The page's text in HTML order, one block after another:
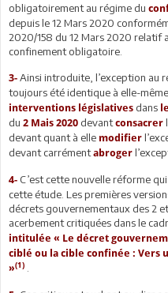
obligatoirement au régime du
depuis le 12 Mars 2020
2020/158 du 12 Mars 2020 relatif
confinement obligatoire.
3- Ainsi introduite, l’exception au
toujours été identique à elle-même.
interventions législatives dans
du 2 Mais 2020 devantconsacrer
devant quant à elle modifier
devant carrémentabroger
4- C’est cette nouvelle réforme
cette étude. Les premières
décrets gouvernementaux des 2
acerbement critiquées dans le
intitulée « Le décret
ciblé ou la cible confinée : Vers
»(1)